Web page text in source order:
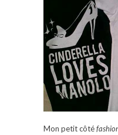
Mon petit côté